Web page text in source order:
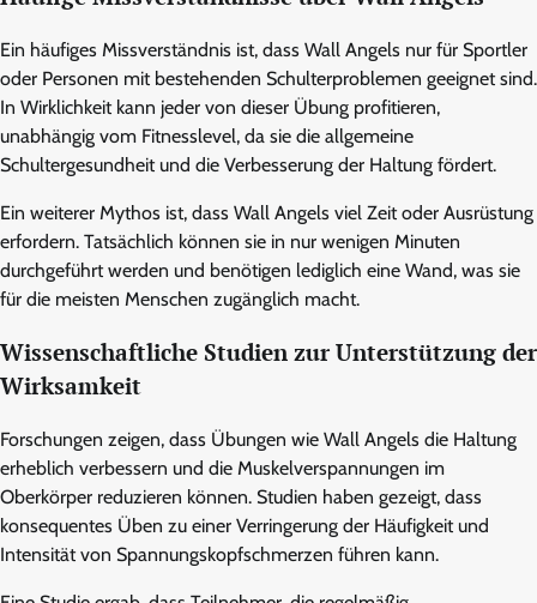
Ein häufiges Missverständnis ist, dass Wall Angels nur für Sportler
oder Personen mit bestehenden Schulterproblemen geeignet sind.
In Wirklichkeit kann jeder von dieser Übung profitieren,
unabhängig vom Fitnesslevel, da sie die allgemeine
Schultergesundheit und die Verbesserung der Haltung fördert.
Ein weiterer Mythos ist, dass Wall Angels viel Zeit oder Ausrüstung
erfordern. Tatsächlich können sie in nur wenigen Minuten
durchgeführt werden und benötigen lediglich eine Wand, was sie
für die meisten Menschen zugänglich macht.
Wissenschaftliche Studien zur Unterstützung der
Wirksamkeit
Forschungen zeigen, dass Übungen wie Wall Angels die Haltung
erheblich verbessern und die Muskelverspannungen im
Oberkörper reduzieren können. Studien haben gezeigt, dass
konsequentes Üben zu einer Verringerung der Häufigkeit und
Intensität von Spannungskopfschmerzen führen kann.